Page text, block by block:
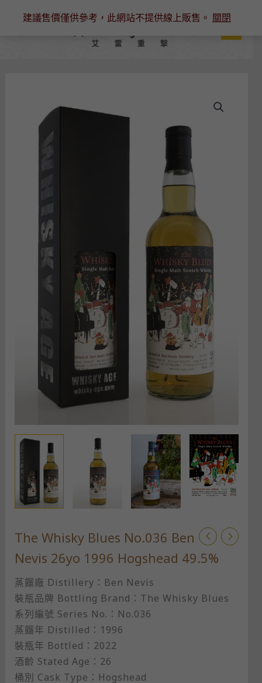
建議售價僅供參考，此網站不提供線上販售。 關閉
The Whisky Blues No.036 Ben
Nevis 26yo 1996 Hogshead 49.5%
蒸餾廠 Distillery：Ben Nevis
裝瓶品牌 Bottling Brand：The Whisky Blues
系列編號 Series No.：No.036
蒸餾年 Distilled：1996
裝瓶年 Bottled：2022
酒齡 Stated Age：26
桶別 Cask Type：Hogshead